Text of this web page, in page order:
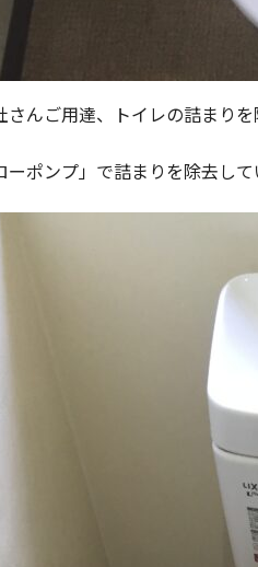
んご用達、トイレの詰まりを
ーポンプ」で詰まりを除去して